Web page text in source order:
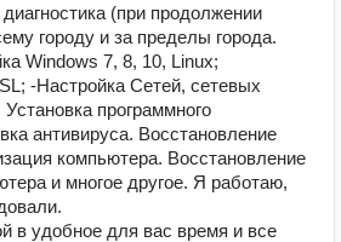
(при продолжении
городу и за пределы города.
Windows 7, 8, 10, Linux;
-Настройка Сетей, сетевых
программного
антивируса. Восстановление
компьютера. Восстановление
и многое другое. Я работаю,
в удобное для вас время и все